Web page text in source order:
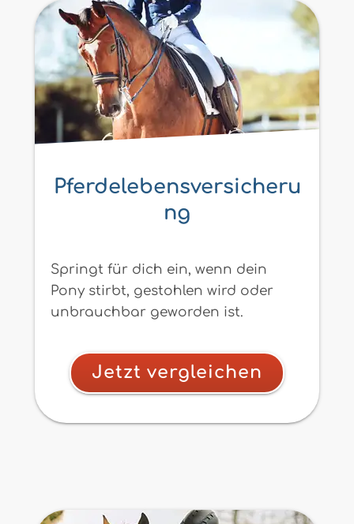
Pferdelebensversicheru
ng
Springt für dich ein, wenn dein
Pony stirbt, gestohlen wird oder
unbrauchbar geworden ist.
Jetzt vergleichen